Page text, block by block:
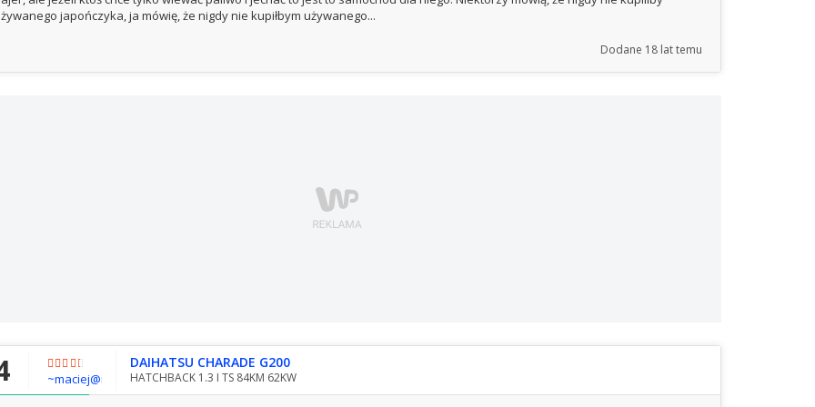
japończyka, ja mówię, że nigdy nie kupiłbym używanego...
Dodane 18 lat temu
~maciej@rojber.net
DAIHATSU CHARADE G200
HATCHBACK 1.3 I TS 84KM 62KW